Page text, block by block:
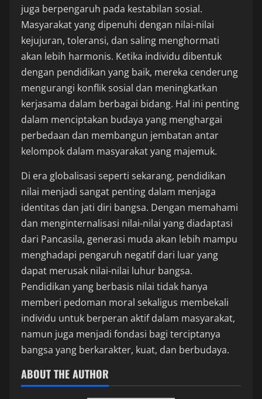
juga berpengaruh pada kestabilan sosial.
Masyarakat yang dipenuhi dengan nilai-nilai
kejujuran, toleransi, dan saling menghormati
akan lebih harmonis. Ketika individu dibentuk
dengan pendidikan yang baik, mereka cenderung
mengurangi konflik sosial dan meningkatkan
kerjasama dalam berbagai bidang. Hal ini penting
dalam menciptakan budaya yang menghargai
perbedaan dan membangun jembatan antar
kelompok dalam masyarakat yang majemuk.
Di era globalisasi seperti sekarang, pendidikan
nilai menjadi sangat penting dalam menjaga
identitas dan jati diri bangsa. Dengan memahami
dan menginternalisasi nilai-nilai yang diadaptasi
dari Pancasila, generasi muda akan lebih mampu
menghadapi pengaruh negatif dari luar yang
dapat merusak nilai-nilai luhur bangsa.
Pendidikan yang berbasis nilai tidak hanya
memberi pedoman moral sekaligus membekali
individu untuk berperan aktif dalam masyarakat,
namun juga menjadi fondasi bagi terciptanya
bangsa yang berkarakter, kuat, dan berbudaya.
ABOUT THE AUTHOR